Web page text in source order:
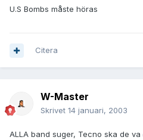
U.S Bombs måste höras
Citera
W-Master
Skrivet 14 januari, 2003
ALLA band suger, Tecno ska de va